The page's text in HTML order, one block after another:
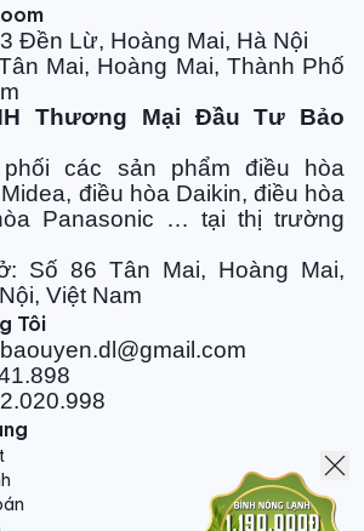
khỏe & êm
nối ống gióPanasonic inverter
tích hợp bơm nước ngưng có
cao 850mm, vận hành êm ái,
dễ dàng, linh hoạt, thoát nước
hành ổn định
Pansonic 2 chiều inverter
trang bị dàn tản nhiệt đồng,
có khả năng dẫn truyền
mòn hiệu quả và độ bền cao,
toàn yên tâm khi sử dụng.
R32 tiên tiến nhất
làm lạnh tối ưu tiên tiến mới nhất
hòa Panasonic
âm trần nối ống
Đền Lừ, Hoàng Mai, Hà Nội
Mai, Hoàng Mai, Thành Phố
Thương Mại Đầu Tư Bảo
các sản phẩm điều hòa
điều hòa Daikin, điều hòa
Panasonic … tại thị trường
Số 86 Tân Mai, Hoàng Mai,
Việt Nam
Tôi